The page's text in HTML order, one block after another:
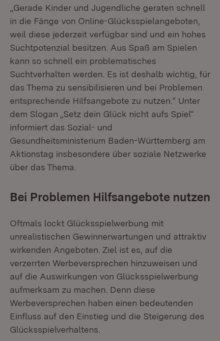
„Gerade Kinder und Jugendliche geraten schnell
in die Fänge von Online-Glücksspielangeboten,
weil diese jederzeit verfügbar sind und ein hohes
Suchtpotenzial besitzen. Aus Spaß am Spielen
kann so schnell ein problematisches
Suchtverhalten werden. Es ist deshalb wichtig, für
das Thema zu sensibilisieren und bei Problemen
entsprechende Hilfsangebote zu nutzen.“ Unter
dem Slogan „Setz dein Glück nicht aufs Spiel“
informiert das Sozial- und
Gesundheitsministerium Baden-Württemberg am
Aktionstag insbesondere über soziale Netzwerke
über das Thema.
Bei Problemen Hilfsangebote nutzen
Oftmals lockt Glücksspielwerbung mit
unrealistischen Gewinnerwartungen und attraktiv
wirkenden Angeboten. Ziel ist es, auf die
verzerrten Werbeversprechen hinzuweisen und
auf die Auswirkungen von Glücksspielwerbung
aufmerksam zu machen. Denn diese
Werbeversprechen haben einen bedeutenden
Einfluss auf den Einstieg und die Steigerung des
Glücksspielverhaltens.